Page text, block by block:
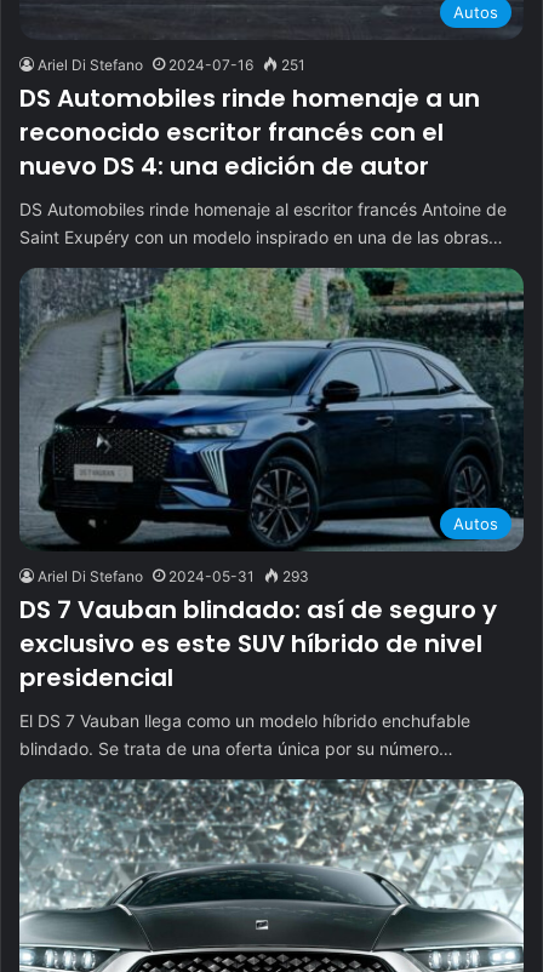
Autos
Ariel Di Stefano 2024-07-16 251
DS Automobiles rinde homenaje a un
reconocido escritor francés con el
nuevo DS 4: una edición de autor
DS Automobiles rinde homenaje al escritor francés Antoine de
Saint Exupéry con un modelo inspirado en una de las obras…
Autos
Ariel Di Stefano 2024-05-31 293
DS 7 Vauban blindado: así de seguro y
exclusivo es este SUV híbrido de nivel
presidencial
El DS 7 Vauban llega como un modelo híbrido enchufable
blindado. Se trata de una oferta única por su número…